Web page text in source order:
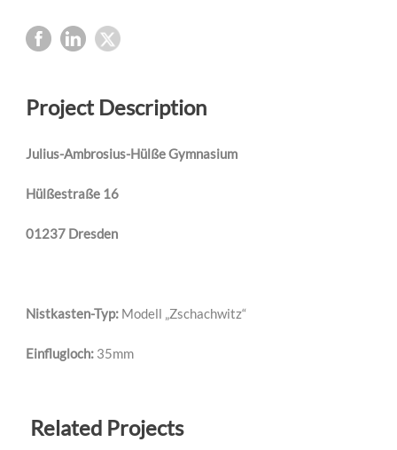
Project Description
Julius-Ambrosius-Hülße Gymnasium
Hülßestraße 16
01237 Dresden
Nistkasten-Typ: Modell „Zschachwitz“
Einflugloch: 35mm
Related Projects